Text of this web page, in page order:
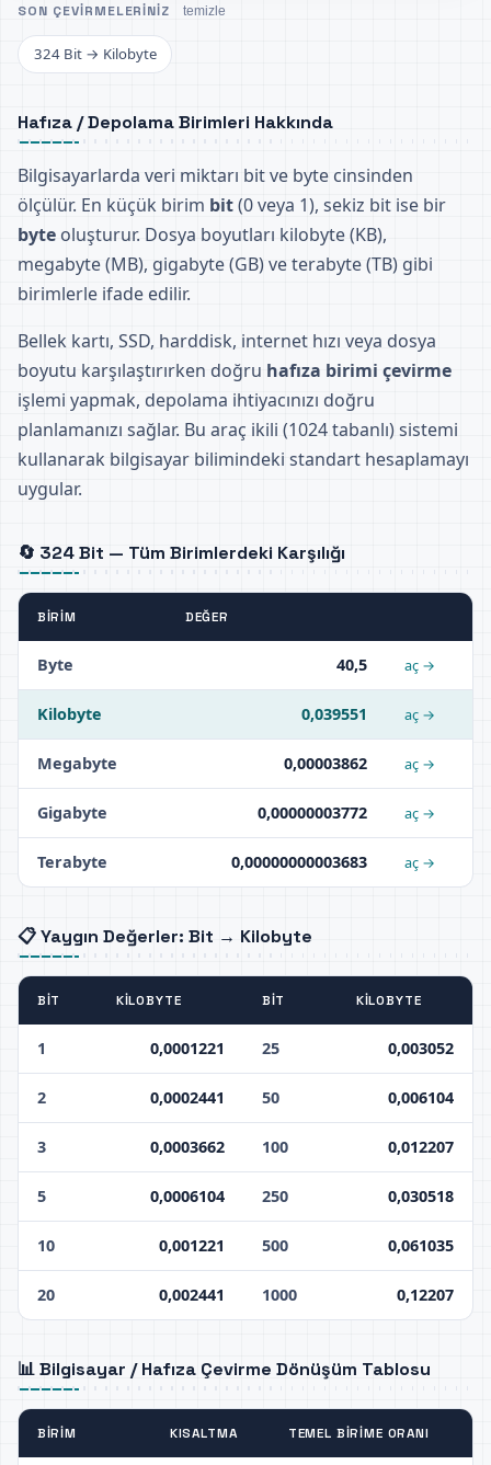
SON ÇEVIRMELERINIZ temizle
324 Bit → Kilobyte
Hafıza / Depolama Birimleri Hakkında
Bilgisayarlarda veri miktarı bit ve byte cinsinden
ölçülür. En küçük birim bit(0 veya 1), sekiz bit ise bir
byte oluşturur. Dosya boyutları kilobyte (KB),
megabyte (MB), gigabyte (GB) ve terabyte (TB) gibi
birimlerle ifade edilir.
Bellek kartı, SSD, harddisk, internet hızı veya dosya
boyutu karşılaştırırken doğru hafıza birimi çevirme
işlemi yapmak, depolama ihtiyacınızı doğru
planlamanızı sağlar. Bu araç ikili (1024 tabanlı) sistemi
kullanarak bilgisayar bilimindeki standart hesaplamayı
uygular.
🔄 324 Bit — Tüm Birimlerdeki Karşılığı
BIRIM DEĞER
Byte 40,5 aç →
Kilobyte 0,039551 aç →
Megabyte 0,00003862 aç →
Gigabyte 0,00000003772 aç →
Terabyte 0,00000000003683 aç →
📋 Yaygın Değerler: Bit → Kilobyte
BIT KILOBYTE BIT KILOBYTE
1 0,0001221 25 0,003052
2 0,0002441 50 0,006104
3 0,0003662 100 0,012207
5 0,0006104 250 0,030518
10 0,001221 500 0,061035
20 0,002441 1000 0,12207
📊 Bilgisayar / Hafıza Çevirme Dönüşüm Tablosu
BIRIM KISALTMA TEMEL BIRIME ORANI